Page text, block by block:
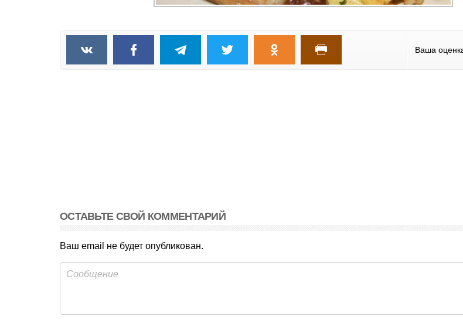
Ваша
ОСТАВЬТЕ СВОЙ КОММЕНТАРИЙ
Ваш email не будет опубликован.